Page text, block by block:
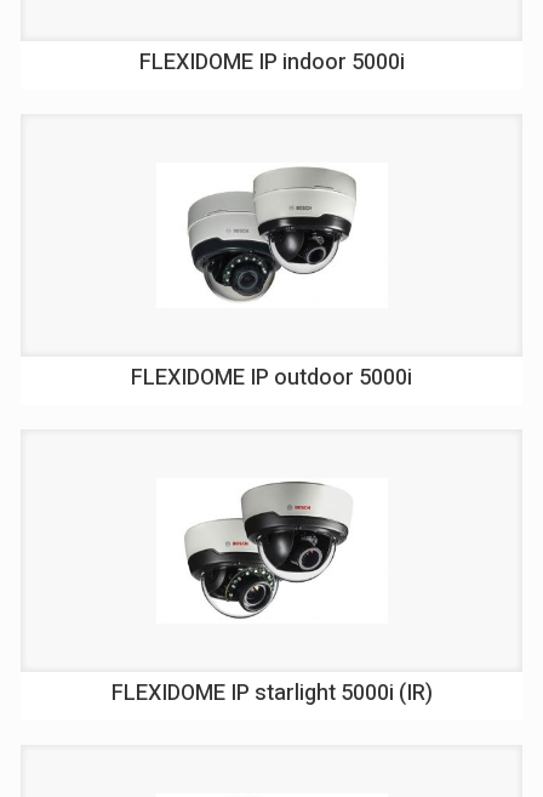
FLEXIDOME IP indoor 5000i
FLEXIDOME IP outdoor 5000i
FLEXIDOME IP starlight 5000i (IR)